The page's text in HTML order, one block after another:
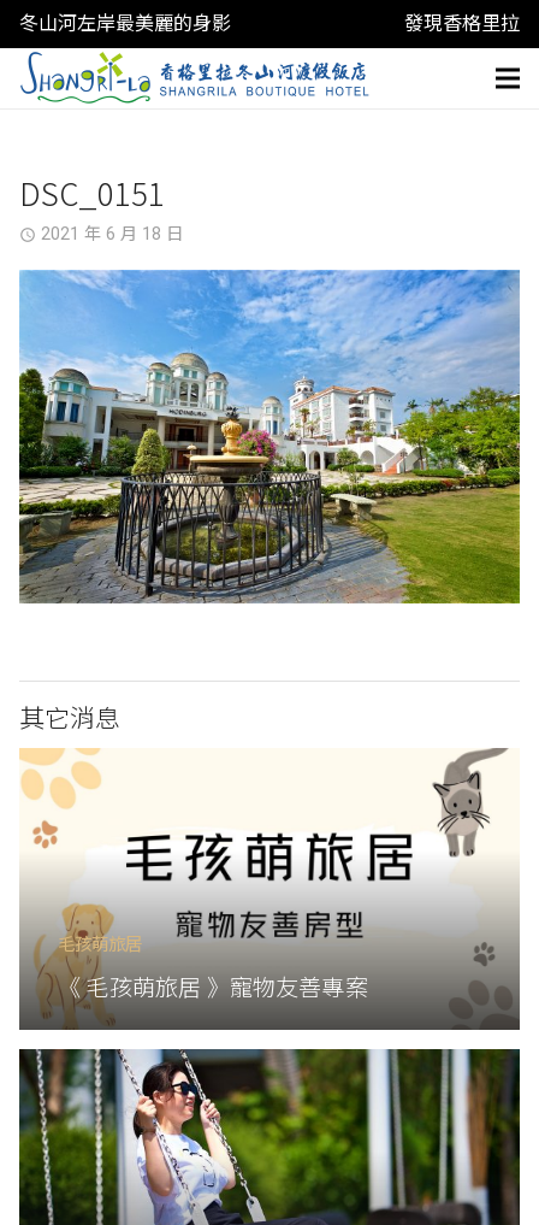
冬山河左岸最美麗的身影 發現香格里拉
DSC_0151
access_time 2021 年 6 月 18 日
其它消息
毛孩萌旅居
《 毛孩萌旅居 》寵物友善專案